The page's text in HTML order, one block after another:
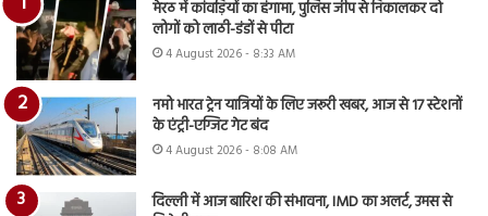
मेरठ में कांवड़ियों का हंगामा, पुलिस जीप से निकालकर दो
लोगों को लाठी-डंडों से पीटा
4 August 2026 - 8:33 AM
नमो भारत ट्रेन यात्रियों के लिए जरूरी खबर, आज से 17 स्टेशनों
के एंट्री-एग्जिट गेट बंद
4 August 2026 - 8:08 AM
दिल्ली में आज बारिश की संभावना, IMD का अलर्ट, उमस से